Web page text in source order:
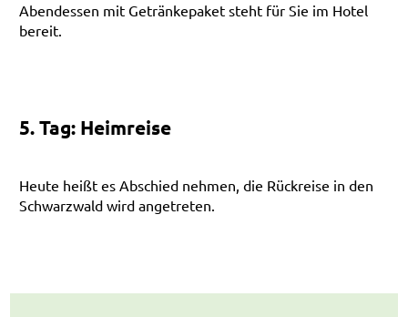
Abendessen mit Getränkepaket steht für Sie im Hotel
bereit.
5. Tag: Heimreise
Heute heißt es Abschied nehmen, die Rückreise in den
Schwarzwald wird angetreten.